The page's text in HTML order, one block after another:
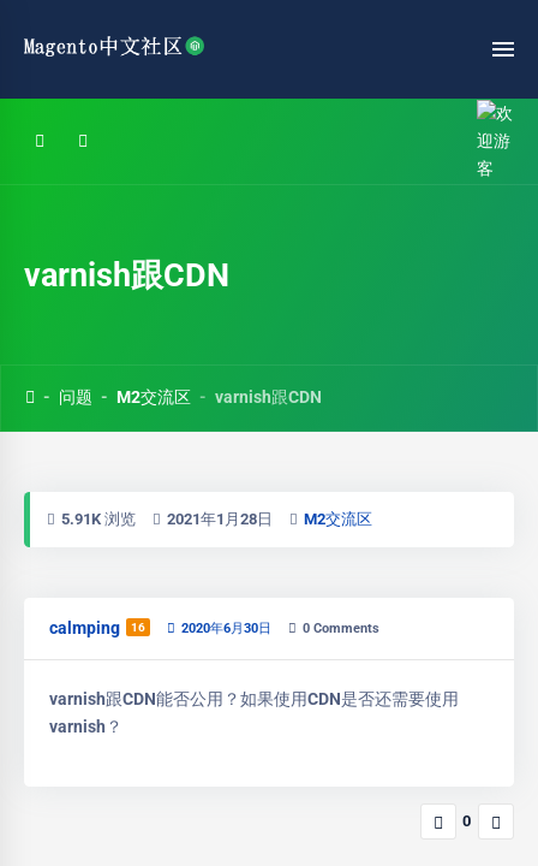
varnish跟CDN
问题 M2交流区 varnish跟CDN
5.91K 浏览 2021年1月28日 M2交流区
calmping 16 2020年6月30日 0 Comments
varnish跟CDN能否公用？如果使用CDN是否还需要使用
varnish？
0